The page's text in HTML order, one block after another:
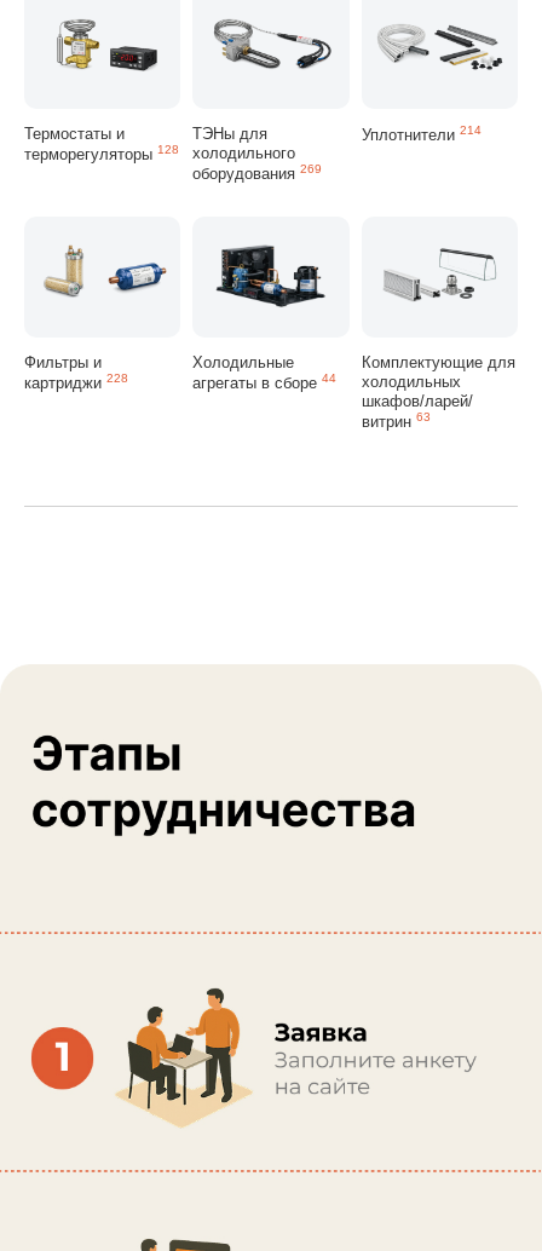
Термостаты и
терморегуляторы 128
ТЭНы для
холодильного
оборудования269
Уплотнители 214
Фильтры и
картриджи 228
Холодильные
агрегаты в сборе44
Комплектующие для
холодильных
шкафов/ларей/
витрин 63